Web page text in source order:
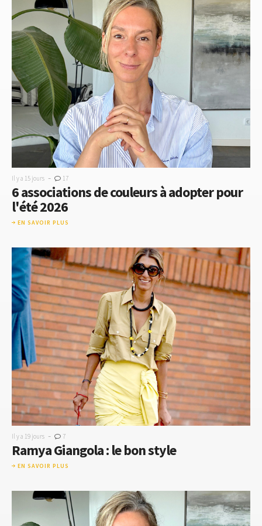
Il y a 15 jours - 17
6 associations de couleurs à adopter pour
l'été 2026
EN SAVOIR PLUS
Il y a 19 jours - 7
Ramya Giangola : le bon style
EN SAVOIR PLUS